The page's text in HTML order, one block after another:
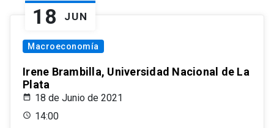
18 JUN
Macroeconomía
Irene Brambilla, Universidad Nacional de La
Plata
18 de Junio de 2021
14:00